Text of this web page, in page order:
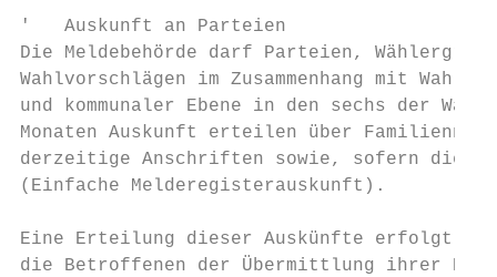
'   Auskunft an Parteien
Die Meldebehörde darf Parteien,
Wahlvorschlägen im Zusammenhang mit
und kommunaler Ebene in den sechs der Wahl
Monaten Auskunft erteilen über
derzeitige Anschriften sowie, sofern die
(Einfache Melderegisterauskunft).
Eine Erteilung dieser Auskünfte erfolgt
die Betroffenen der Übermittlung ihrer